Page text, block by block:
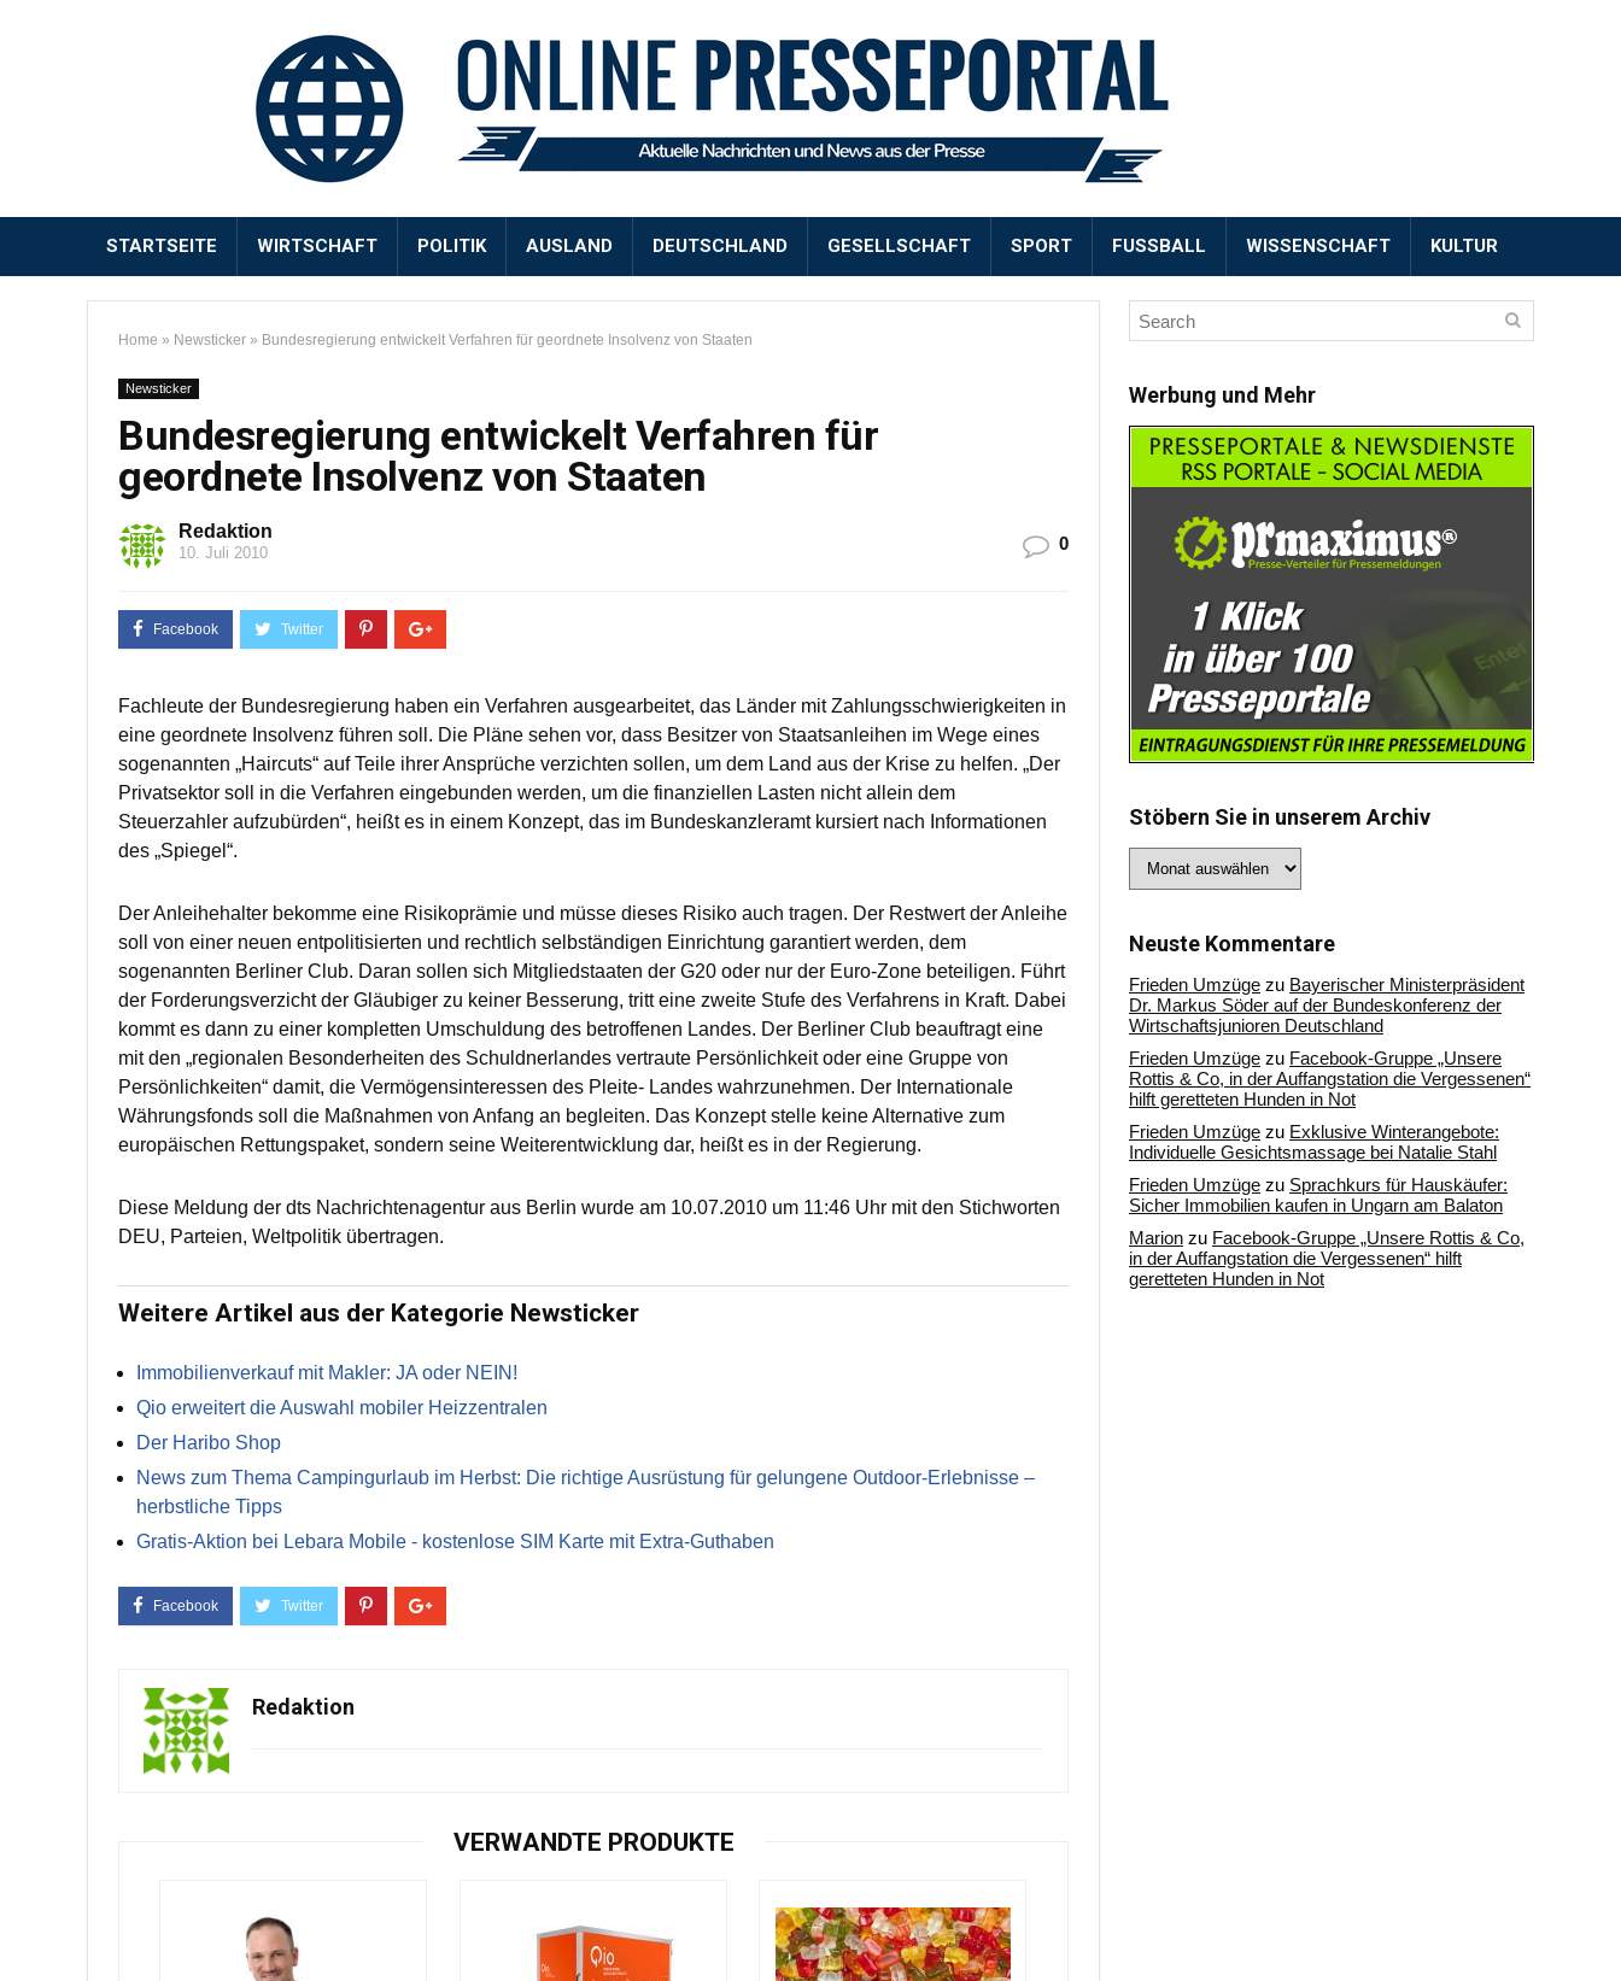
STARTSEITE WIRTSCHAFT POLITIK AUSLAND DEUTSCHLAND GESELLSCHAFT SPORT FUSSBALL WISSENSCHAFT KULTUR
Home » Newsticker » Bundesregierung entwickelt Verfahren für geordnete Insolvenz von Staaten
Newsticker
Bundesregierung entwickelt Verfahren für
geordnete Insolvenz von Staaten
Redaktion
10. Juli 2010 0
Fachleute der Bundesregierung haben ein Verfahren ausgearbeitet, das Länder mit Zahlungsschwierigkeiten in
eine geordnete Insolvenz führen soll. Die Pläne sehen vor, dass Besitzer von Staatsanleihen im Wege eines
sogenannten „Haircuts“ auf Teile ihrer Ansprüche verzichten sollen, um dem Land aus der Krise zu helfen. „Der
Privatsektor soll in die Verfahren eingebunden werden, um die finanziellen Lasten nicht allein dem
Steuerzahler aufzubürden“, heißt es in einem Konzept, das im Bundeskanzleramt kursiert nach Informationen
des „Spiegel“.
Der Anleihehalter bekomme eine Risikoprämie und müsse dieses Risiko auch tragen. Der Restwert der Anleihe
soll von einer neuen entpolitisierten und rechtlich selbständigen Einrichtung garantiert werden, dem
sogenannten Berliner Club. Daran sollen sich Mitgliedstaaten der G20 oder nur der Euro-Zone beteiligen. Führt
der Forderungsverzicht der Gläubiger zu keiner Besserung, tritt eine zweite Stufe des Verfahrens in Kraft. Dabei
kommt es dann zu einer kompletten Umschuldung des betroffenen Landes. Der Berliner Club beauftragt eine
mit den „regionalen Besonderheiten des Schuldnerlandes vertraute Persönlichkeit oder eine Gruppe von
Persönlichkeiten“ damit, die Vermögensinteressen des Pleite- Landes wahrzunehmen. Der Internationale
Währungsfonds soll die Maßnahmen von Anfang an begleiten. Das Konzept stelle keine Alternative zum
europäischen Rettungspaket, sondern seine Weiterentwicklung dar, heißt es in der Regierung.
Diese Meldung der dts Nachrichtenagentur aus Berlin wurde am 10.07.2010 um 11:46 Uhr mit den Stichworten
DEU, Parteien, Weltpolitik übertragen.
Weitere Artikel aus der Kategorie Newsticker
Immobilienverkauf mit Makler: JA oder NEIN!
Qio erweitert die Auswahl mobiler Heizzentralen
Der Haribo Shop
News zum Thema Campingurlaub im Herbst: Die richtige Ausrüstung für gelungene Outdoor-Erlebnisse –
herbstliche Tipps
Gratis-Aktion bei Lebara Mobile - kostenlose SIM Karte mit Extra-Guthaben
Redaktion
VERWANDTE PRODUKTE
Werbung und Mehr
Stöbern Sie in unserem Archiv
Sie
Archiv
Neuste Kommentare
Frieden Umzüge zu Bayerischer Ministerpräsident
Dr. Markus Söder auf der Bundeskonferenz der
Wirtschaftsjunioren Deutschland
Frieden Umzüge zu Facebook-Gruppe „Unsere
Rottis & Co, in der Auffangstation die Vergessenen“
hilft geretteten Hunden in Not
Frieden Umzüge zu Exklusive Winterangebote:
Individuelle Gesichtsmassage bei Natalie Stahl
Frieden Umzüge zu Sprachkurs für Hauskäufer:
Sicher Immobilien kaufen in Ungarn am Balaton
Marion zu Facebook-Gruppe „Unsere Rottis & Co,
in der Auffangstation die Vergessenen“ hilft
geretteten Hunden in Not